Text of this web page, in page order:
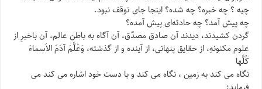
چیه ؟ چه خبره؟ چه شده؟ اینجا جای توقف نبود.
چه پیش آمد؟ چه حادثه‌ای پیش آمده؟
گردن کشیدند، دیدند آن صادق مصدّق، آن آگاه به باطن عالم، آن باخبرِ از
علوم مکنونهِ، از حقایق پنهانی، از آینده و از گذشته، وَعَلَّمَ آدَمَ الاَسماءَ
کُلَّها
نگاه می کند به زمین ، نگاه می کند و با دست خود اشاره می کند می